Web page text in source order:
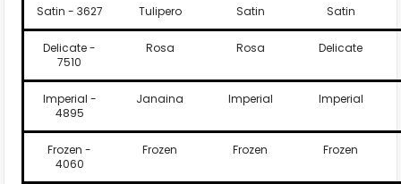
Satin - 3627 Tulipero Satin Satin
Delicate -
7510
Rosa Rosa Delicate
Imperial -
4895
Janaina Imperial Imperial
Frozen -
4060
Frozen Frozen Frozen